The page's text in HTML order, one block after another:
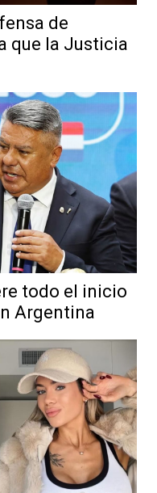
de
que la Justicia
todo el inicio
Argentina